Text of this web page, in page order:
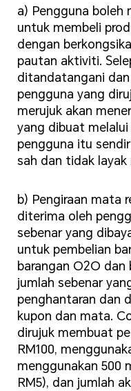
a) Pengguna boleh
untuk membeli
dengan
pautan aktiviti.
ditandatangani
pengguna yang
merujuk akan
yang dibuat
pengguna itu
sah dan tidak
b) Pengiraan mata
diterima oleh
sebenar yang
untuk pembelian
barangan O2O dan
jumlah sebenar
penghantaran dan
kupon dan mata.
dirujuk membuat
RM100,
menggunakan 500
RM5), dan jumlah